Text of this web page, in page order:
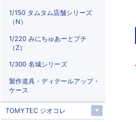
1/150 タムタム店舗シリーズ
（N）
1/220 みにちゅあーとプチ
（Z）
1/300 名城シリーズ
製作道具・ディテールアップ・
ケース
TOMYTEC ジオコレ